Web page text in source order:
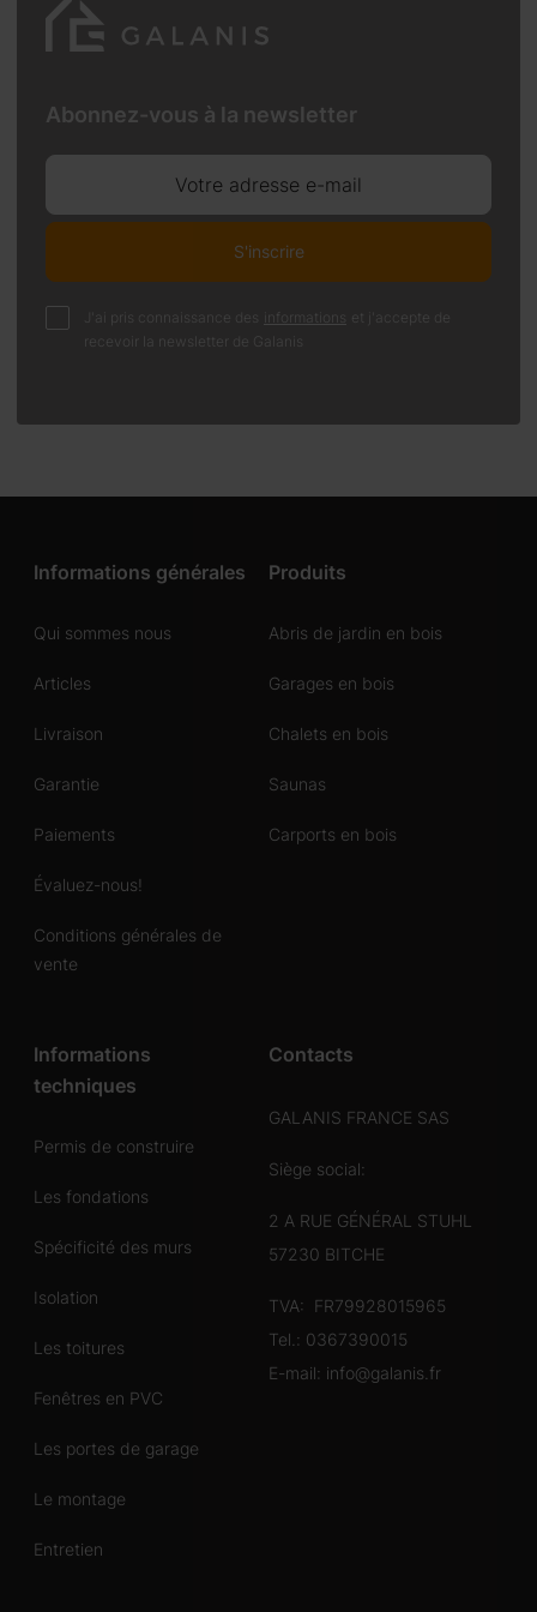
Abonnez-vous à la newsletter
Votre adresse e-mail
S'inscrire
J'ai pris connaissance des informations
et j'accepte de
recevoir la newsletter de Galanis
Informations générales
Qui sommes nous
Articles
Livraison
Garantie
Paiements
Évaluez-nous!
Conditions générales de
vente
Produits
Abris de jardin en bois
Garages en bois
Chalets en bois
Saunas
Carports en bois
Informations
techniques
Permis de construire
Les fondations
Spécificité des murs
Isolation
Les toitures
Fenêtres en PVC
Les portes de garage
Le montage
Entretien
Contacts
GALANIS FRANCE SAS
Siège social:
2 A RUE GÉNÉRAL STUHL
57230 BITCHE
TVA: FR79928015965
Tel.: 0367390015
E-mail: info@galanis.fr